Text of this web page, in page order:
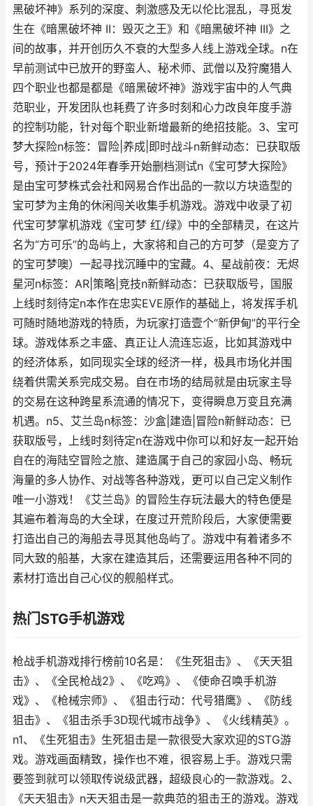
黑破坏神》系列的深度、刺激感及无以伦比混乱，寻觅发
生在《暗黑破坏神 II：毁灭之王》和《暗黑破坏神 III》之
间的故事，并开创历久不衰的大型多人线上游戏全球。n在
早前测试中已放开的野蛮人、秘术师、武僧以及狩魔猎人
四个职业也都是都是《暗黑破坏神》游戏宇宙中的人气典
范职业，开发团队也耗费了许多时刻和心力改良年度手游
的控制功能，针对每个职业新增最新的绝招技能。3、宝可
梦大探险n标签：冒险|养成|即时战斗n新鲜动态：已获取版
号，预计于2024年春季开始删档测试n《宝可梦大探险》
是由宝可梦株式会社和网易合作出品的一款以方块造型的
宝可梦为主角的休闲闯关收集手机游戏。游戏中收录了初
代宝可梦掌机游戏《宝可梦 红/绿》中的全部精灵，在这片
名为“方可乐”的岛屿上，大家将和自己的方可梦（是变方了
的宝可梦噢）一起寻找沉睡中的宝藏。4、星战前夜：无烬
星河n标签：AR|策略|竞技n新鲜动态：已获取版号，国服
上线时刻待定n本作在忠实EVE原作的基础上，将发挥手机
可随时随地游戏的特质，为玩家打造壹个“新伊甸”的平行全
球。游戏体系之丰盛、真正让人流连忘返，比如其游戏中
的经济体系，如同现实全球的经济一样，极具市场化并围
绕着供需关系完成交易。自在市场的结局就是由玩家主导
的交易在这种跨星系流通的情况下，变得瞬息万变且充满
机遇。n5、艾兰岛n标签：沙盒|建造|冒险n新鲜动态：已
获取版号，上线时刻待定n在游戏中你可以和好友一起开始
自在的海陆空冒险之旅、建造属于自己的家园小岛、畅玩
海量的多人协作、对战等各种游戏，更可以自己定义制作
唯一小游戏！《艾兰岛》的冒险生存玩法最大的特色便是
其遍布着海岛的大全球，在度过开荒阶段后，大家便需要
打造出自己的海船去寻觅其他岛屿了。游戏中有着诸多不
同大致的船基，大家在建造其后，还需要运用各种不同的
素材打造出自己心仪的舰船样式。
热门STG手机游戏
枪战手机游戏排行榜前10名是：《生死狙击》、《天天狙
击》、《全民枪战2》、《吃鸡》、《使命召唤手机游
戏》、《枪械宗师》、《狙击行动：代号猎鹰》、《防线
狙击》、《狙击杀手3D现代城市战争》、《火线精英》。
n1、《生死狙击》生死狙击是一款很受大家欢迎的STG游
戏。游戏画面精致，操作也不难，很容易上手。游戏只需
要签到就可以领取传说级武器，超级良心的一款游戏。2、
《天天狙击》n天天狙击是一款典范的狙击王的游戏。游戏